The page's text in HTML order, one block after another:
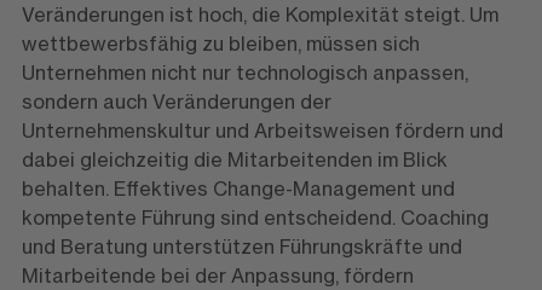
Veränderungen ist hoch, die Komplexität steigt. Um
wettbewerbsfähig zu bleiben, müssen sich
Unternehmen nicht nur technologisch anpassen,
sondern auch Veränderungen der
Unternehmenskultur und Arbeitsweisen fördern und
dabei gleichzeitig die Mitarbeitenden im Blick
behalten. Effektives Change-Management und
kompetente Führung sind entscheidend. Coaching
und Beratung unterstützen Führungskräfte und
Mitarbeitende bei der Anpassung, fördern